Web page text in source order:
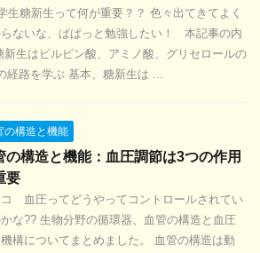
生糖新生って何が重要？？ 色々出てきてよく
ないな、ぱぱっと勉強したい！ 本記事の内
新生はピルビン酸、アミノ酸、グリセロールの
経路を学ぶ 基本、糖新生は ...
の構造と機能
の構造と機能：血圧調節は3つの作用
要
コ 血圧ってどうやってコントロールされてい
な?? 生物分野の循環器、血管の構造と血圧
構についてまとめました。 血管の構造は動